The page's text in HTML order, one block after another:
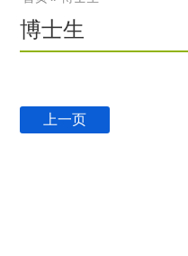
博士生
上一页